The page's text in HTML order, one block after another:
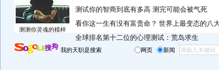
测测你灵魂的模样
测试你的智商到底有多高 测完可能会被气死
看你这一生有没有富贵命？ 世界上最变态的八
全球排名第十二位的心理测试：荒岛求生
我的天职是搜索 网页 新闻